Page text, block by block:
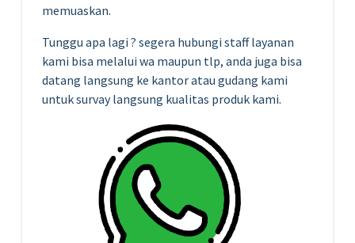
memuaskan.
Tunggu apa lagi ? segera hubungi staff layanan
kami bisa melalui wa maupun tlp, anda juga bisa
datang langsung ke kantor atau gudang kami
untuk survay langsung kualitas produk kami.